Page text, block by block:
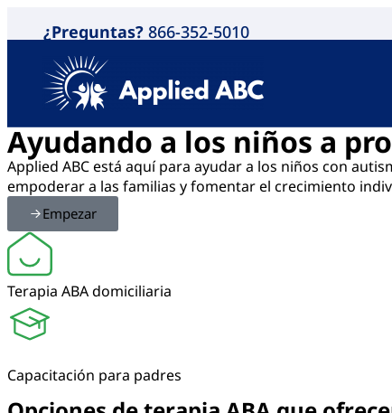
¿Preguntas? 866-352-5010
Ayudando a los niños a
Applied ABC está aquí para ayudar a los niños con
empoderar a las familias y fomentar el crecimiento
Empezar
Terapia ABA domiciliaria
Capacitación para padres